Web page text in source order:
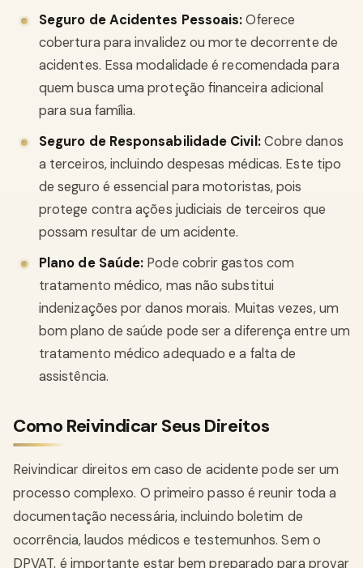
Seguro de Acidentes Pessoais:Oferece
cobertura para invalidez ou morte decorrente de
acidentes. Essa modalidade é recomendada para
quem busca uma proteção financeira adicional
para sua família.
Seguro de Responsabilidade Civil:Cobre danos
a terceiros, incluindo despesas médicas. Este tipo
de seguro é essencial para motoristas, pois
protege contra ações judiciais de terceiros que
possam resultar de um acidente.
Plano de Saúde: Pode cobrir gastos com
tratamento médico, mas não substitui
indenizações por danos morais. Muitas vezes, um
bom plano de saúde pode ser a diferença entre um
tratamento médico adequado e a falta de
assistência.
Como Reivindicar Seus Direitos
Reivindicar direitos em caso de acidente pode ser um
processo complexo. O primeiro passo é reunir toda a
documentação necessária, incluindo boletim de
ocorrência, laudos médicos e testemunhos. Sem o
DPVAT, é importante estar bem preparado para provar